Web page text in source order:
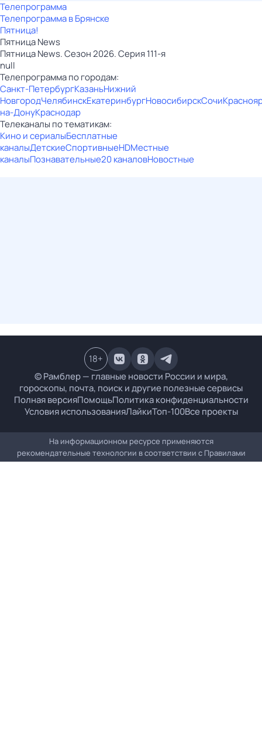
Телепрограмма
Телепрограмма в Брянске
Пятница!
Пятница News
Пятница News. Сезон 2026. Серия 111-я
null
Телепрограмма по городам:
Санкт-ПетербургКазаньНижний
НовгородЧелябинскЕкатеринбургНовосибирскСочи
на-ДонуКраснодар
Телеканалы по тематикам:
Кино и сериалыБесплатные
каналыДетскиеСпортивныеHDМестные
каналыПознавательные20 каналовНовостные
© Рамблер — главные новости России и мира,
гороскопы, почта, поиск и другие полезные сервисы
Полная версияПомощьПолитика конфиденциальности
Условия использованияЛайкиТоп-100Все проекты
18+
На информационном ресурсе применяются
рекомендательные технологии в соответствии с Правилами